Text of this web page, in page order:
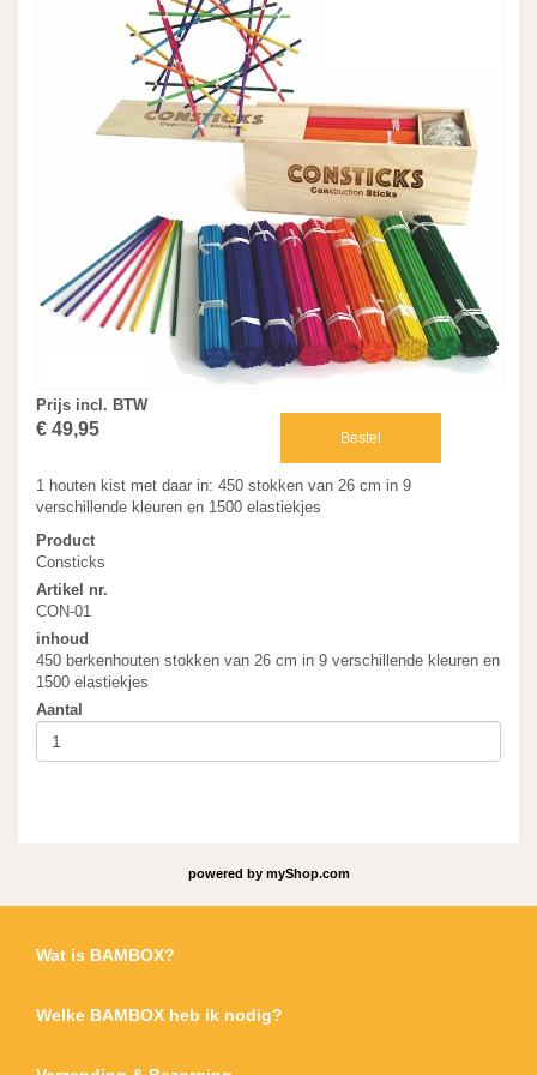
Prijs incl. BTW
€ 49,95 Bestel
1 houten kist met daar in: 450 stokken van 26 cm in 9
verschillende kleuren en 1500 elastiekjes
Product
Consticks
Artikel nr.
CON-01
inhoud
450 berkenhouten stokken van 26 cm in 9 verschillende kleuren en
1500 elastiekjes
Aantal
powered by myShop.com
Wat is BAMBOX?
Welke BAMBOX heb ik nodig?